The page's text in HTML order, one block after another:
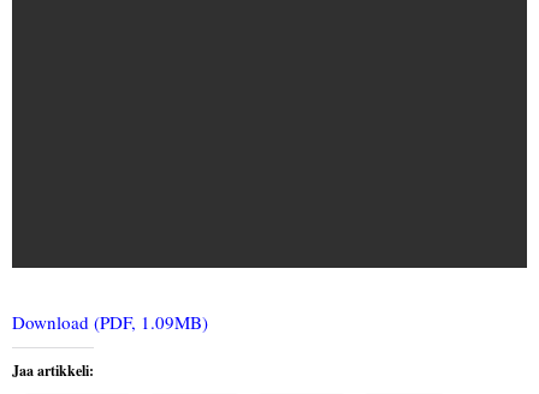
Download (PDF, 1.09MB)
Jaa artikkeli: